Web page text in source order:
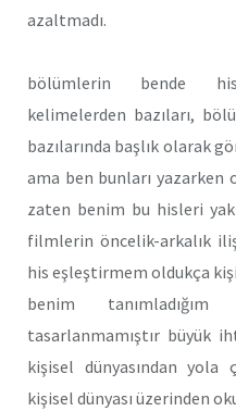
azaltmadı.
bölümlerin bende
kelimelerden bazıları,
bazılarında başlık olarak
ama ben bunları yazarken
zaten benim bu hisleri
filmlerin öncelik-arkalık
his eşleştirmem oldukça
benim
tasarlanmamıştır büyük
kişisel dünyasından yola
kişisel dünyası üzerinden